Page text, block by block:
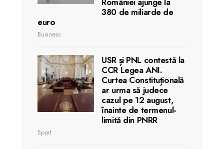
380 de miliarde de
euro
Business
USR și PNL contestă la
CCR Legea ANI.
Curtea Constituțională
ar urma să judece
cazul pe 12 august,
înainte de termenul-
limită din PNRR
Sport